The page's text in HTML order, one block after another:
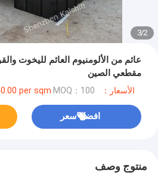
2
/
3
عائم من الألومنيوم العائم لليخوت
مقطعي الصين
الأسعار：USD290.00-350.00 per sqm MOQ：100 مترا مربعا
افضل سعر
منتوج وصف